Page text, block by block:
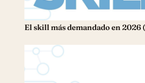
El skill más demandado en 2026